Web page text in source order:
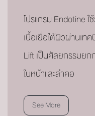
โปรแกรม Endotine
เนื้อเยื่อใต้ผิวผ่านเท
Lift เป็นศัลยกรรมยก
ใบหน้าและลำคอ
See More